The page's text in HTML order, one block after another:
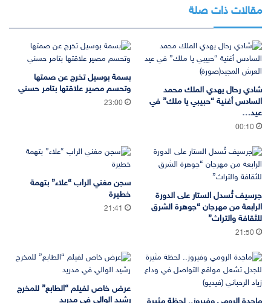
مقالات ذات صلة
شادي رحال يهدي الملك محمد
السادس أغنية “حبيبي يا ملك” في
عيد…
00:10
بسمة بوسيل تخرج عن صمتها
وتحسم مصير علاقتها بتامر حسني
23:00
جرسيف تُسدل الستار على الدورة
الرابعة من مهرجان “جوهرة الشرق
للثقافة والتراث”
21:50
سجن مغني الراب “علاء” بتهمة
خطيرة
21:41
عرض خاص لفيلم “الطابع” للمخرج
رشيد الوالي في مدريد